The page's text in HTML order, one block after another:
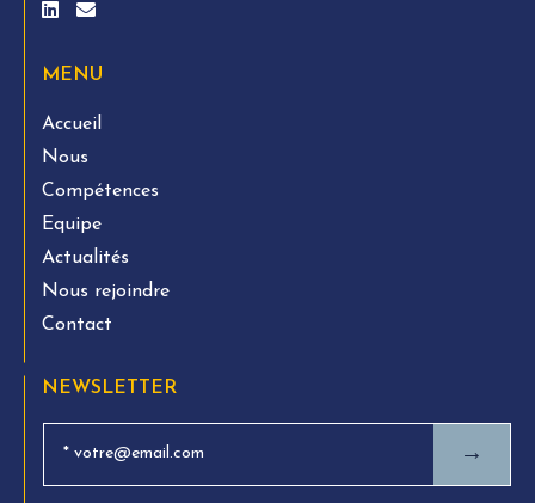
MENU
Accueil
Nous
Compétences
Equipe
Actualités
Nous rejoindre
Contact
NEWSLETTER
→